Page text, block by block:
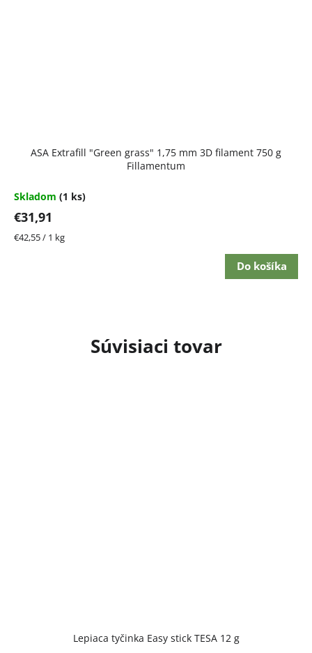
Súvisiaci tovar
Lepiaca tyčinka Easy stick TESA 12 g
ASA Extrafill "Green grass" 1,75 mm 3D filament 750 g
Fillamentum
Skladom (1 ks)
€31,91
Jednotková
€42,55 / 1 kg
Do košíka